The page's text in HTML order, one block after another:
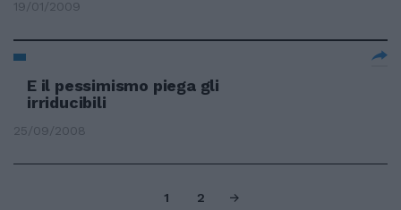
19/01/2009
E il pessimismo piega gli
irriducibili
25/09/2008
1 2